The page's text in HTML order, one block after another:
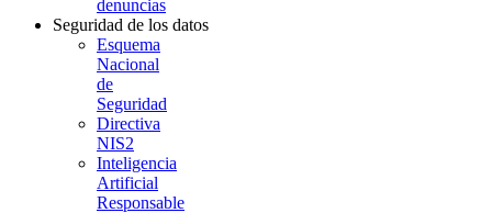
denuncias
Seguridad de los datos
Esquema
Nacional
de
Seguridad
Directiva
NIS2
Inteligencia
Artificial
Responsable